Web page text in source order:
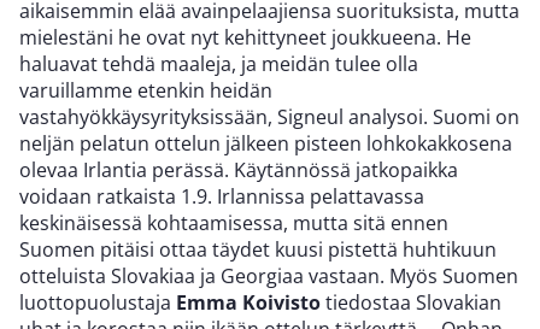
aikaisemmin elää avainpelaajiensa suorituksista, mutta
mielestäni he ovat nyt kehittyneet joukkueena. He
haluavat tehdä maaleja, ja meidän tulee olla
varuillamme etenkin heidän
vastahyökkäysyrityksissään, Signeul analysoi. Suomi on
neljän pelatun ottelun jälkeen pisteen lohkokakkosena
olevaa Irlantia perässä. Käytännössä jatkopaikka
voidaan ratkaista 1.9. Irlannissa pelattavassa
keskinäisessä kohtaamisessa, mutta sitä ennen
Suomen pitäisi ottaa täydet kuusi pistettä huhtikuun
otteluista Slovakiaa ja Georgiaa vastaan. Myös Suomen
luottopuolustaja Emma Koivistotiedostaa Slovakian